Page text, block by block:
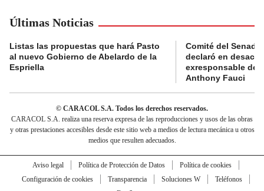
Últimas Noticias
Listas las propuestas que hará Pasto
al nuevo Gobierno de Abelardo de la
Espriella
Comité del Senado
declaró en
exresponsable de
Anthony Fauci
© CARACOL S.A. Todos los derechos reservados.
CARACOL S.A. realiza una reserva expresa de las reproducciones y usos de las obras
y otras prestaciones accesibles desde este sitio web a medios de lectura mecánica u otros
medios que resulten adecuados.
Aviso legal Política de Protección de Datos
Política de cookies
Configuración de cookies
Transparencia Soluciones W
Teléfonos